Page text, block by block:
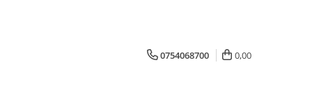
0754068700 0,00